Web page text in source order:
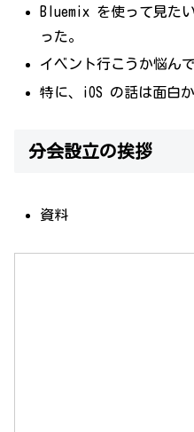
Bluemix を使って見た
った。
イベント行こうか悩んで
特に、iOS の話は面白か
分会設立の挨拶
資料